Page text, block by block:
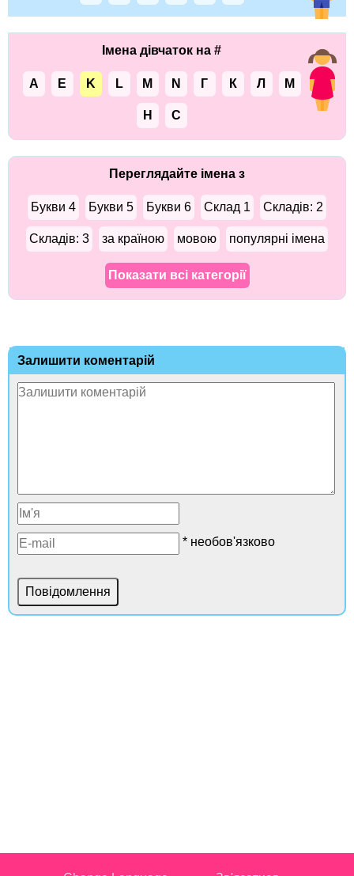
Імена дівчаток на #
A E K L M N Г К Л М
Н С
Переглядайте імена з
Букви 4 Букви 5 Букви 6 Склад 1 Складів: 2
Складів: 3 за країною мовою популярні імена
Показати всі категорії
Залишити коментарій
* необов'язково